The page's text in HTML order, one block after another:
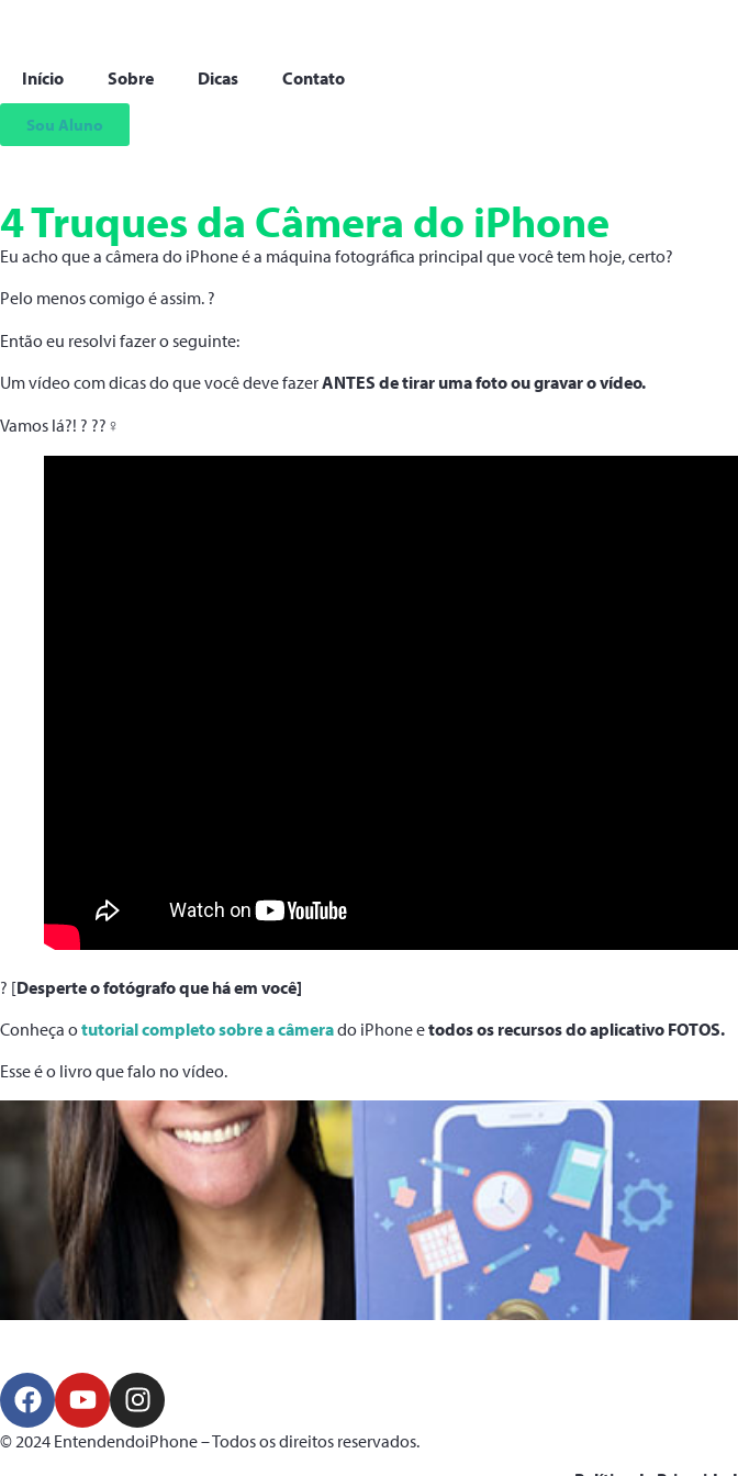
Início Sobre Dicas Contato
Sou Aluno
4 Truques da Câmera do iPhone
Eu acho que a câmera do iPhone é a máquina fotográfica principal que você tem hoje, certo?
Pelo menos comigo é assim. ?
Então eu resolvi fazer o seguinte:
Um vídeo com dicas do que você deve fazerANTES de tirar uma foto ou gravar o vídeo.
Vamos lá?! ? ??‍♀️
? [Desperte o fotógrafo que há em você]
Conheça otutorial completo sobre a câmerado iPhone etodos os recursos do aplicativo FOTOS.
Esse é o livro que falo no vídeo.
© 2024 EntendendoiPhone – Todos os direitos reservados.